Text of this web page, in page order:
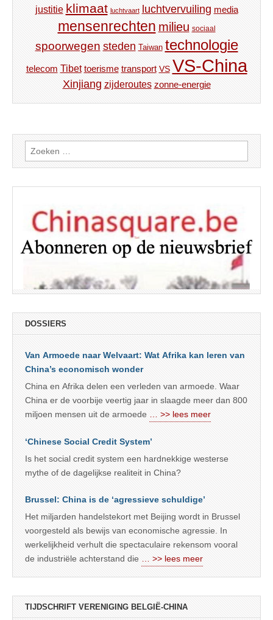
justitie klimaat luchtvaart luchtvervuiling media
mensenrechten milieu sociaal
spoorwegen steden Taiwan technologie
telecom Tibet toerisme transport VS VS-China
Xinjiang zijderoutes zonne-energie
Zoeken
naar:
DOSSIERS
Van Armoede naar Welvaart: Wat Afrika kan leren van
China’s economisch wonder
China en Afrika delen een verleden van armoede. Waar
China er de voorbije veertig jaar in slaagde meer dan 800
miljoen mensen uit de armoede
… >> lees meer
‘Chinese Social Credit System’
Is het social credit system een hardnekkige westerse
mythe of de dagelijkse realiteit in China?
Brussel: China is de ‘agressieve schuldige’
Het miljarden handelstekort met Beijing wordt in Brussel
voorgesteld als bewijs van economische agressie. In
werkelijkheid verhult die spectaculaire rekensom vooral
de industriële achterstand die
… >> lees meer
TIJDSCHRIFT VERENIGING BELGIË-CHINA